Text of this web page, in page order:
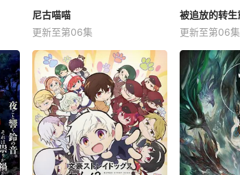
尼古喵喵
更新至第06集
更新至第06集